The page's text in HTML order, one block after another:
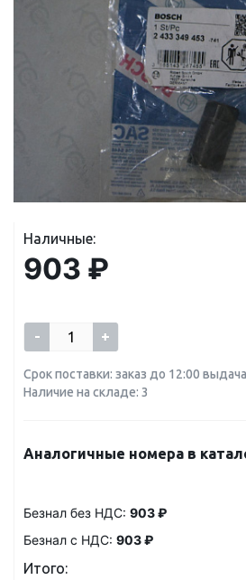
Наличные:
903 ₽
- +
Срок поставки: заказ до 12:00
Наличие на складе: 3
Аналогичные номера в
Безнал без НДС: 903 ₽
Безнал с НДС: 903 ₽
Итого: